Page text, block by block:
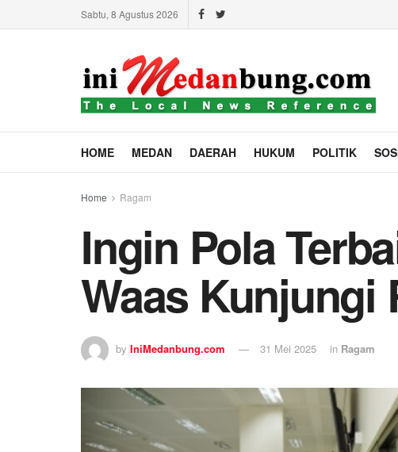
Sabtu, 8 Agustus 2026
HOME MEDAN DAERAH HUKUM POLITIK
Home Ragam
Ingin Pola
Waas Kunjungi
by IniMedanbung.com 31 Mei 2025 in Ragam